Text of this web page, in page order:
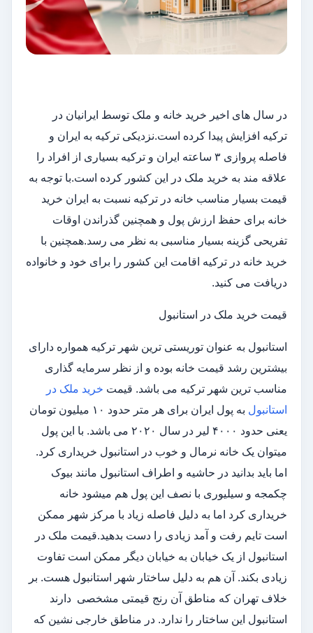
در سال های اخیر خرید خانه و ملک توسط ایرانیان در
ترکیه افزایش پیدا کرده است.نزدیکی ترکیه به ایران و
فاصله پروازی ۳ ساعته ایران و ترکیه بسیاری از افراد را
علاقه مند به خرید ملک در این کشور کرده است.با توجه به
قیمت بسیار مناسب خانه در ترکیه نسبت به ایران خرید
خانه برای حفظ ارزش پول و همچنین گذراندن اوقات
تفریحی گزینه بسیار مناسبی به نظر می رسد.همچنین با
خرید خانه در ترکیه اقامت این کشور را برای خود و خانواده
دریافت می کنید.
قیمت خرید ملک در استانبول
استانبول به عنوان توریستی ترین شهر ترکیه همواره دارای
بیشترین رشد قیمت خانه بوده و از نظر سرمایه گذاری
مناسب ترین شهر ترکیه می باشد. قیمت خرید ملک در
استانبول
به پول ایران برای هر متر حدود ۱۰ میلیون تومان
یعنی حدود ۴۰۰۰ لیر در سال ۲۰۲۰ می باشد. با این پول
میتوان یک خانه نرمال و خوب در استانبول خریداری کرد.
اما باید بدانید در حاشیه و اطراف استانبول مانند بیوک
چکمجه و سیلیوری با نصف این پول هم میشود خانه
خریداری کرد اما به دلیل فاصله زیاد با مرکز شهر ممکن
است تایم رفت و آمد زیادی را دست بدهید.قیمت ملک در
استانبول از یک خیابان به خیابان دیگر ممکن است تفاوت
زیادی بکند. آن هم به دلیل ساختار شهر استانبول هست. بر
خلاف تهران که مناطق آن رنج قیمتی مشخصی دارند
استانبول این ساختار را ندارد. در مناطق خارجی نشین که